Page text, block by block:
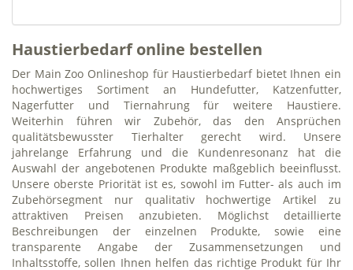
Haustierbedarf online bestellen
Der Main Zoo Onlineshop für Haustierbedarf bietet Ihnen ein
hochwertiges Sortiment an Hundefutter, Katzenfutter,
Nagerfutter und Tiernahrung für weitere Haustiere.
Weiterhin führen wir Zubehör, das den Ansprüchen
qualitätsbewusster Tierhalter gerecht wird. Unsere
jahrelange Erfahrung und die Kundenresonanz hat die
Auswahl der angebotenen Produkte maßgeblich beeinflusst.
Unsere oberste Priorität ist es, sowohl im Futter- als auch im
Zubehörsegment nur qualitativ hochwertige Artikel zu
attraktiven Preisen anzubieten. Möglichst detaillierte
Beschreibungen der einzelnen Produkte, sowie eine
transparente Angabe der Zusammensetzungen und
Inhaltsstoffe, sollen Ihnen helfen das richtige Produkt für Ihr